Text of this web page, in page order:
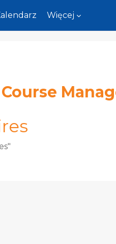
Więcej
Course